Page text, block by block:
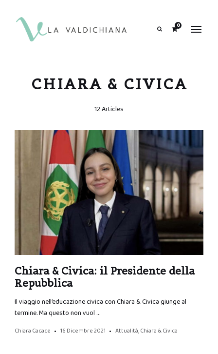
0
CHIARA & CIVICA
12 Articles
Chiara & Civica: il Presidente della
Repubblica
Il viaggio nell’educazione civica con Chiara & Civica giunge al
termine. Ma questo non vuol …
Chiara Cacace 16 Dicembre 2021 Attualità,Chiara & Civica